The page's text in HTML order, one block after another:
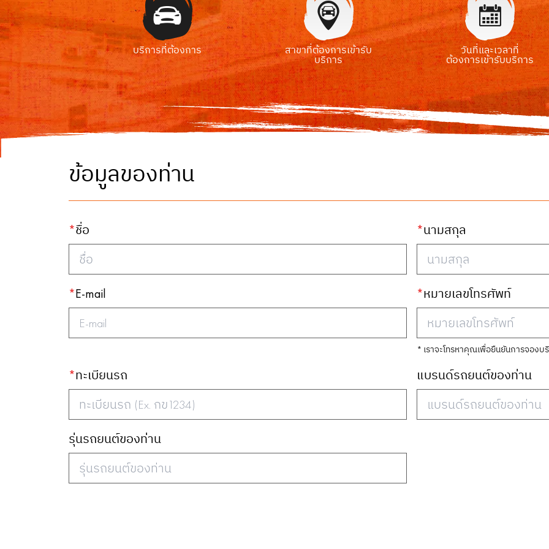
บริการที่ต้องการ สาขาที่ต้องการเข้ารับ
บริการ
วันที่และเวลาที่
ต้องการเข้ารับบริการ
ข้อมูลของท่าน
*ชื่อ *นามสกุล
*E-mail *หมายเลขโทรศัพท์
* เราจะโทรหาคุณเพื่อยืนยันการจองบ
*ทะเบียนรถ แบรนด์รถยนต์ของท่าน
รุ่นรถยนต์ของท่าน